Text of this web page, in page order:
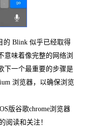
的 Blink 似乎已经取得
意味着像完整的网络浏
下一个最重要的步骤是
浏览器，以确保浏览
版谷歌chrome浏览器
阅读和关注！